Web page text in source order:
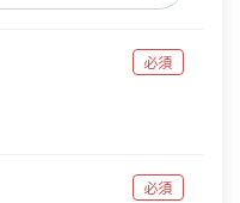
必須
必須